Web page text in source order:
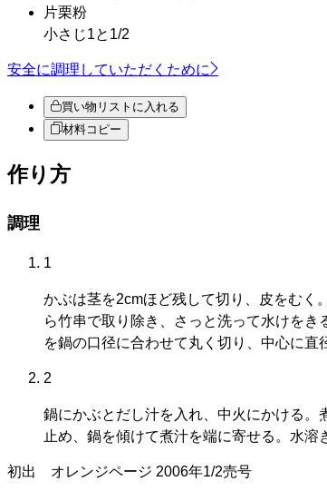
片栗粉
小さじ1と1/2
安全に調理していただくために
買い物リストに入れる
材料コピー
作り方
調理
1
かぶは茎を2cmほど残して切り、皮をむく
ら竹串で取り除き、さっと洗って水けを
を鍋の口径に合わせて丸く切り、中心に直
2
鍋にかぶとだし汁を入れ、中火にかける
止め、鍋を傾けて煮汁を端に寄せる。水
初出 オレンジページ 2006年1/2売号